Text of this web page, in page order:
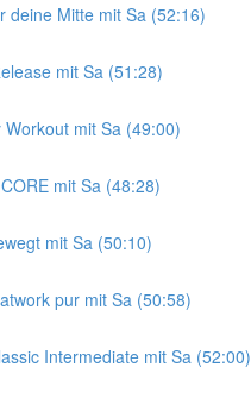
deine Mitte mit Sa (52:16)
mit Sa (51:28)
Workout mit Sa (49:00)
mit Sa (48:28)
mit Sa (50:10)
pur mit Sa (50:58)
Intermediate mit Sa (52:00)